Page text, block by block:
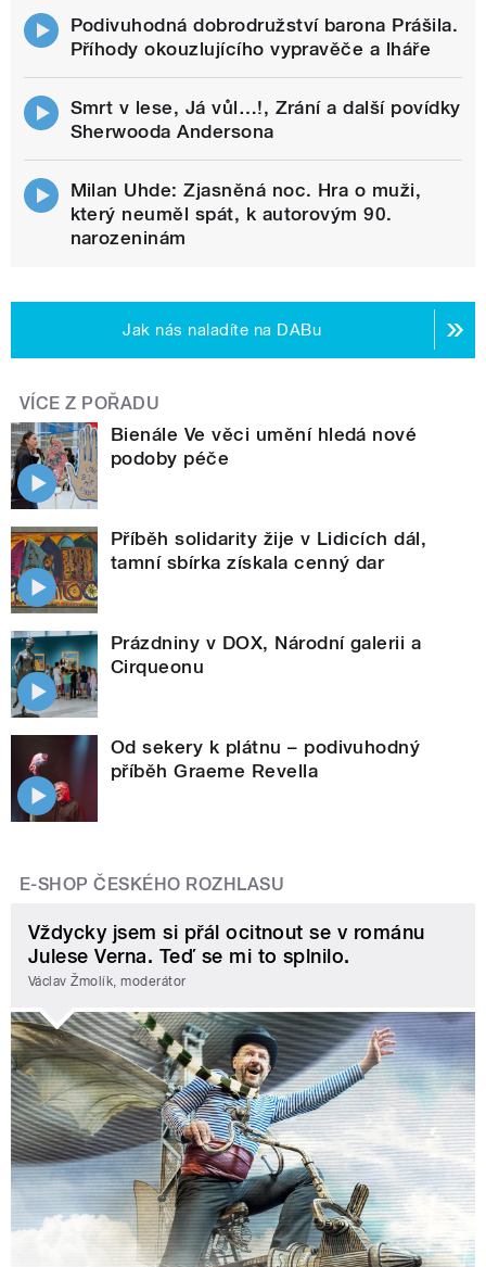
Podivuhodná dobrodružství barona Prášila.
Příhody okouzlujícího vypravěče a lháře
Smrt v lese, Já vůl…!, Zrání a další povídky
Sherwooda Andersona
Milan Uhde: Zjasněná noc. Hra o muži,
který neuměl spát, k autorovým 90.
narozeninám
Jak nás naladíte na DABu
VÍCE Z POŘADU
Bienále Ve věci umění hledá nové
podoby péče
Příběh solidarity žije v Lidicích dál,
tamní sbírka získala cenný dar
Prázdniny v DOX, Národní galerii a
Cirqueonu
Od sekery k plátnu – podivuhodný
příběh Graeme Revella
E-SHOP ČESKÉHO ROZHLASU
Vždycky jsem si přál ocitnout se v románu
Julese Verna. Teď se mi to splnilo.
Václav Žmolík, moderátor